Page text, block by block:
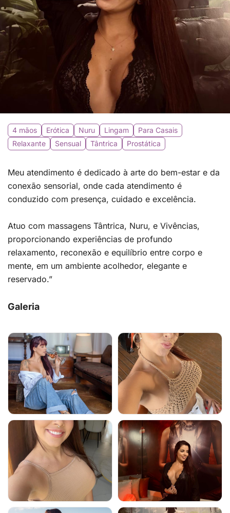
4 mãos Erótica Nuru Lingam
Para Casais
Relaxante
Sensual Tântrica Prostática
Meu atendimento é dedicado à arte do bem-estar e da
conexão sensorial, onde cada atendimento é
conduzido com presença, cuidado e excelência.
Atuo com massagens Tântrica, Nuru, e Vivências,
proporcionando experiências de profundo
relaxamento, reconexão e equilíbrio entre corpo e
mente, em um ambiente acolhedor, elegante e
reservado.”
Galeria